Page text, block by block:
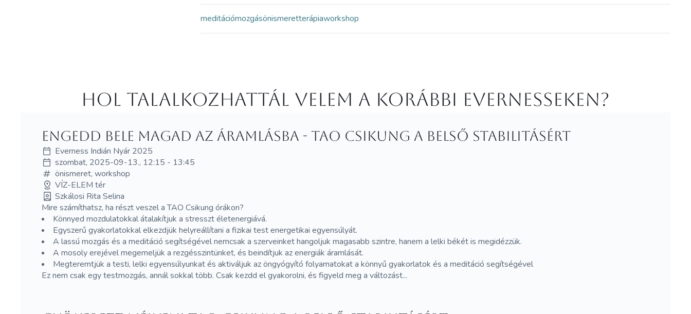
meditációmozgásönismeretterápiaworkshop
Hol Talalkozhattál velem a korábbi Evernesseken?
Engedd bele magad az áramlásba - TAO CSIKUNG a belső stabilitásért
Everness Indián Nyár 2025
szombat, 2025-09-13., 12:15 - 13:45
önismeret, workshop
VÍZ-ELEM tér
Szkálosi Rita Selina
Mire számíthatsz, ha részt veszel a TAO Csikung órákon?
Könnyed mozdulatokkal átalakítjuk a stresszt életenergiává.
Egyszerű gyakorlatokkal elkezdjük helyreállítani a fizikai test energetikai egyensúlyát.
A lassú mozgás és a meditáció segítségével nemcsak a szerveinket hangoljuk magasabb szintre, hanem a lelki békét is megidézzük.
A mosoly erejével megemeljük a rezgésszintünket, és beindítjuk az energiák áramlását.
Megteremtjük a testi, lelki egyensúlyunkat és aktiváljuk az öngyógyító folyamatokat a könnyű gyakorlatok és a meditáció segítségével
Ez nem csak egy testmozgás, annál sokkal több. Csak kezdd el gyakorolni, és figyeld meg a változást...